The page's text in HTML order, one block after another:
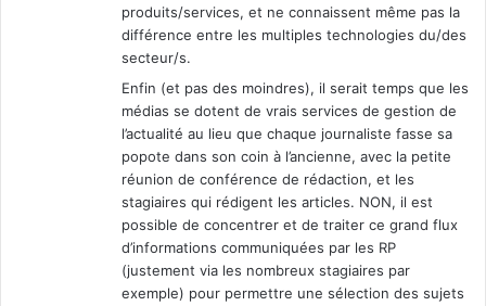
produits/services, et ne connaissent même pas la
différence entre les multiples technologies du/des
secteur/s.
Enfin (et pas des moindres), il serait temps que les
médias se dotent de vrais services de gestion de
l’actualité au lieu que chaque journaliste fasse sa
popote dans son coin à l’ancienne, avec la petite
réunion de conférence de rédaction, et les
stagiaires qui rédigent les articles. NON, il est
possible de concentrer et de traiter ce grand flux
d’informations communiquées par les RP
(justement via les nombreux stagiaires par
exemple) pour permettre une sélection des sujets